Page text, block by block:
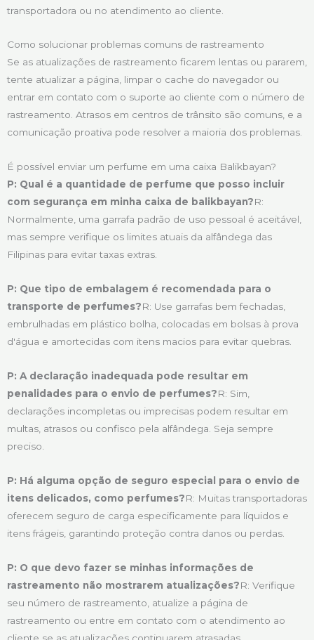
transportadora ou no atendimento ao cliente.
Como solucionar problemas comuns de rastreamento
Se as atualizações de rastreamento ficarem lentas ou pararem,
tente atualizar a página, limpar o cache do navegador ou
entrar em contato com o suporte ao cliente com o número de
rastreamento. Atrasos em centros de trânsito são comuns, e a
comunicação proativa pode resolver a maioria dos problemas.
É possível enviar um perfume em uma caixa Balikbayan?
P: Qual é a quantidade de perfume que posso incluir
com segurança em minha caixa de balikbayan?R:
Normalmente, uma garrafa padrão de uso pessoal é aceitável,
mas sempre verifique os limites atuais da alfândega das
Filipinas para evitar taxas extras.
P: Que tipo de embalagem é recomendada para o
transporte de perfumes?R: Use garrafas bem fechadas,
embrulhadas em plástico bolha, colocadas em bolsas à prova
d'água e amortecidas com itens macios para evitar quebras.
P: A declaração inadequada pode resultar em
penalidades para o envio de perfumes?R: Sim,
declarações incompletas ou imprecisas podem resultar em
multas, atrasos ou confisco pela alfândega. Seja sempre
preciso.
P: Há alguma opção de seguro especial para o envio de
itens delicados, como perfumes?R: Muitas transportadoras
oferecem seguro de carga especificamente para líquidos e
itens frágeis, garantindo proteção contra danos ou perdas.
P: O que devo fazer se minhas informações de
rastreamento não mostrarem atualizações?R: Verifique
seu número de rastreamento, atualize a página de
rastreamento ou entre em contato com o atendimento ao